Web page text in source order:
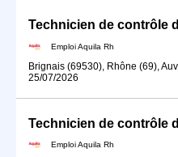
Emploi Aquila Rh
Brignais (69530), Rhône (69),
25/07/2026
Emploi Aquila Rh